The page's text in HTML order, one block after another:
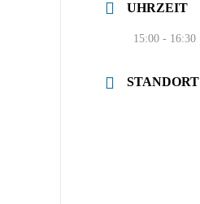
UHRZEIT
15:00 - 16:30
STANDORT